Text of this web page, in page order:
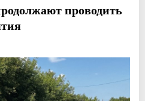
проводить